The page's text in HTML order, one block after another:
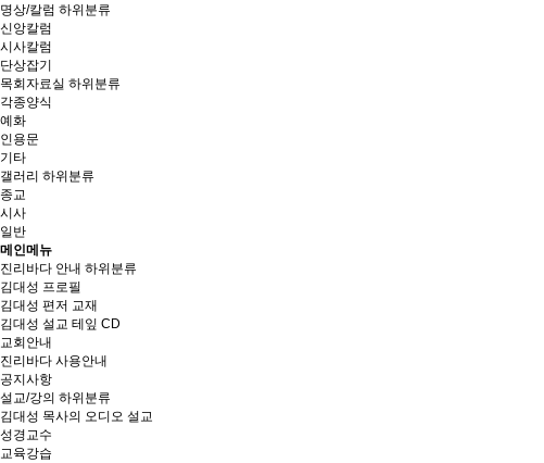
명상/칼럼 하위분류
신앙칼럼
시사칼럼
단상잡기
목회자료실 하위분류
각종양식
예화
인용문
기타
갤러리 하위분류
종교
시사
일반
메인메뉴
진리바다 안내 하위분류
김대성 프로필
김대성 편저 교재
김대성 설교 테잎 CD
교회안내
진리바다 사용안내
공지사항
설교/강의 하위분류
김대성 목사의 오디오 설교
성경교수
교육강습